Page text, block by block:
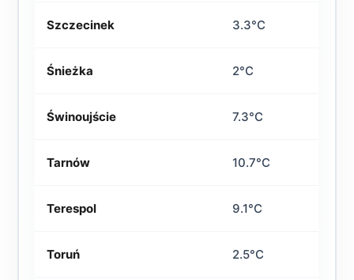
Szczecinek 3.3°C
Śnieżka 2°C
Świnoujście 7.3°C
Tarnów 10.7°C
Terespol 9.1°C
Toruń 2.5°C